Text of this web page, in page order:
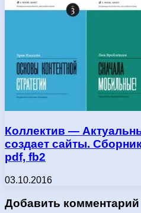
Коллектив —
создает сайты.
pdf, fb2
03.10.2016
Добавить комментарий